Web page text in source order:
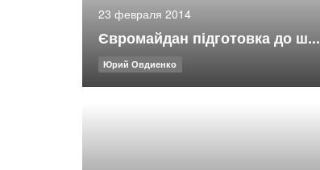
23 февраля 2014
Євромайдан підготовка до ш...
Юрий Овдиенко